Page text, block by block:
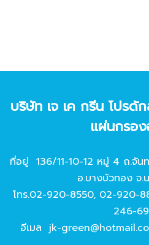
บริษัท เจ เค กรีน โปรดั
แผ่นกรอ
ที่อยู่ 136/11-10-12 หมู่ 4 ถ.จั
อ.บางบัวทอง จ.
โทร.02-920-8550, 02-920-
246-
อีเมล jk-